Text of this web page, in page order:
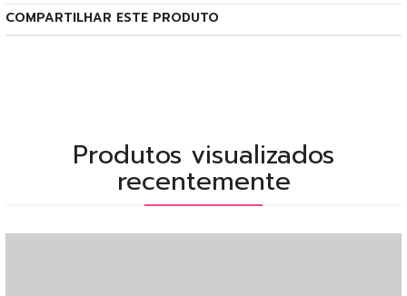
COMPARTILHAR ESTE PRODUTO
Produtos visualizados
recentemente